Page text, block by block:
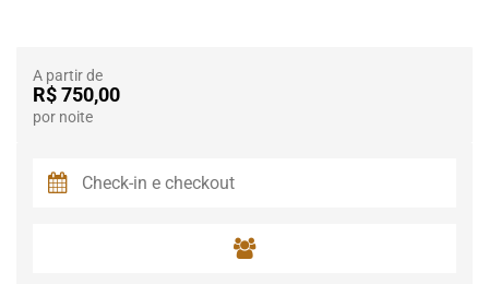
A partir de
R$ 750,00
por noite